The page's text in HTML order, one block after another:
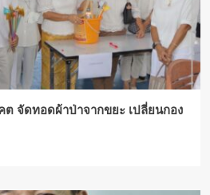
ต จัดทอดผ้าป่าจากขยะ เปลี่ยนกอง